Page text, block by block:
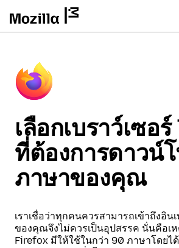
เลือกเบราว์เซอ
ที่ต้องการดาวน์
ภาษาของคุณ
เราเชื่อว่าทุกคนควรสามารถเข้าถึงอิน
ของคุณจึงไม่ควรเป็นอุปสรรค นั่นคือเห
Firefox มีให้ใช้ในกว่า 90 ภาษาโดยไ